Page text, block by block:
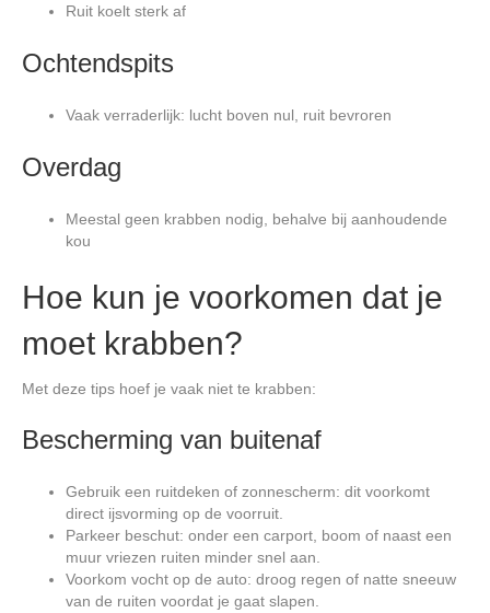
Ruit koelt sterk af
Ochtendspits
Vaak verraderlijk: lucht boven nul, ruit bevroren
Overdag
Meestal geen krabben nodig, behalve bij aanhoudende
kou
Hoe kun je voorkomen dat je
moet krabben?
Met deze tips hoef je vaak niet te krabben:
Bescherming van buitenaf
Gebruik een ruitdeken of zonnescherm: dit voorkomt
direct ijsvorming op de voorruit.
Parkeer beschut: onder een carport, boom of naast een
muur vriezen ruiten minder snel aan.
Voorkom vocht op de auto: droog regen of natte sneeuw
van de ruiten voordat je gaat slapen.